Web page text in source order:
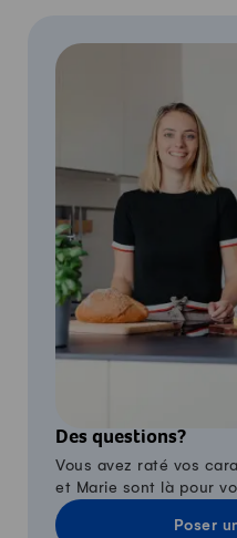
Des questions?
Vous avez raté vos
et Marie sont là pour
Poser